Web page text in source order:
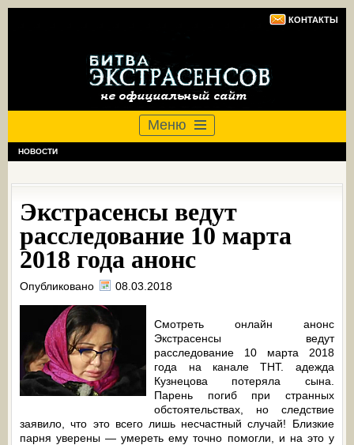
КОНТАКТЫ
Меню
НОВОСТИ
Экстрасенсы ведут
расследование 10 марта
2018 года анонс
Опубликовано 08.03.2018
Смотреть онлайн анонс
Экстрасенсы ведут
расследование 10 марта 2018
года на канале ТНТ. адежда
Кузнецова потеряла сына.
Парень погиб при странных
обстоятельствах, но следствие
заявило, что это всего лишь несчастный случай! Близкие
парня уверены — умереть ему точно помогли, и на это у